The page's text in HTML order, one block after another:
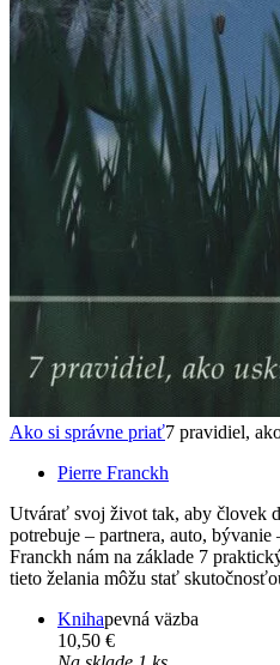
Ako si správne priať7 pravidiel,
Pierre Franckh
Utvárať svoj život tak, aby človek
potrebuje – partnera, auto,
Franckh nám na základe 7
tieto želania môžu stať
Knihapevná väzba
10,50 €